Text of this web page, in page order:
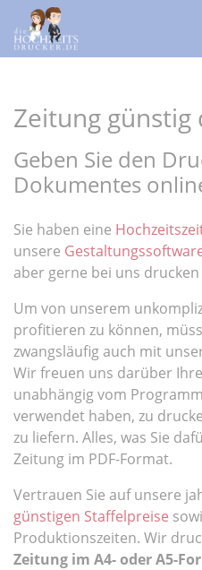
Zeitung günstig
Geben Sie den
Dokumentes
Sie haben eine
unsere
aber gerne bei uns drucken
Um von unserem
profitieren zu können,
zwangsläufig auch mit
Wir freuen uns darüber
unabhängig vom
verwendet haben, zu
zu liefern. Alles, was Sie
Zeitung im PDF-Format.
Vertrauen Sie auf unsere
günstigen Staffelpreise
Produktionszeiten. Wir
Zeitung im A4- oder A5-